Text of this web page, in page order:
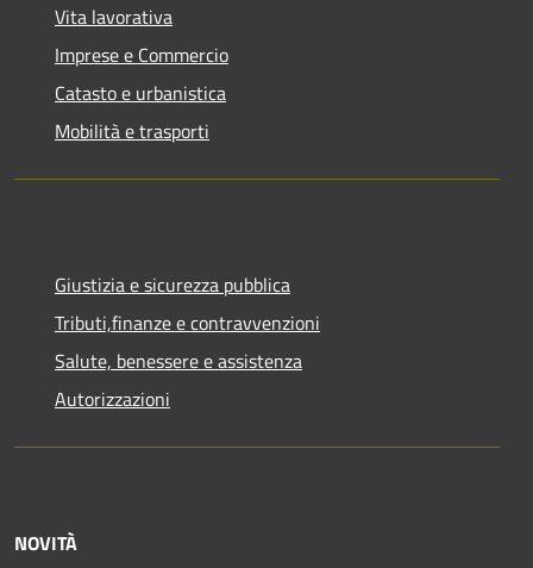
Vita lavorativa
Imprese e Commercio
Catasto e urbanistica
Mobilità e trasporti
Giustizia e sicurezza pubblica
Tributi,finanze e contravvenzioni
Salute, benessere e assistenza
Autorizzazioni
NOVITÀ